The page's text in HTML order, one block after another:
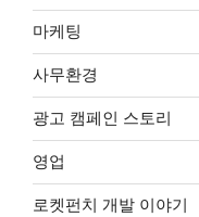
마케팅
사무환경
광고 캠페인 스토리
영업
로켓펀치 개발 이야기